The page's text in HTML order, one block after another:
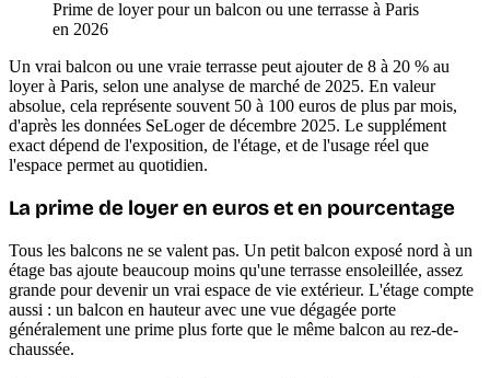
Prime de loyer pour un balcon ou une terrasse à Paris
en 2026
Un vrai balcon ou une vraie terrasse peut ajouter de 8 à 20 % au
loyer à Paris, selon une analyse de marché de 2025. En valeur
absolue, cela représente souvent 50 à 100 euros de plus par mois,
d'après les données SeLoger de décembre 2025. Le supplément
exact dépend de l'exposition, de l'étage, et de l'usage réel que
l'espace permet au quotidien.
La prime de loyer en euros et en pourcentage
Tous les balcons ne se valent pas. Un petit balcon exposé nord à un
étage bas ajoute beaucoup moins qu'une terrasse ensoleillée, assez
grande pour devenir un vrai espace de vie extérieur. L'étage compte
aussi : un balcon en hauteur avec une vue dégagée porte
généralement une prime plus forte que le même balcon au rez-de-
chaussée.